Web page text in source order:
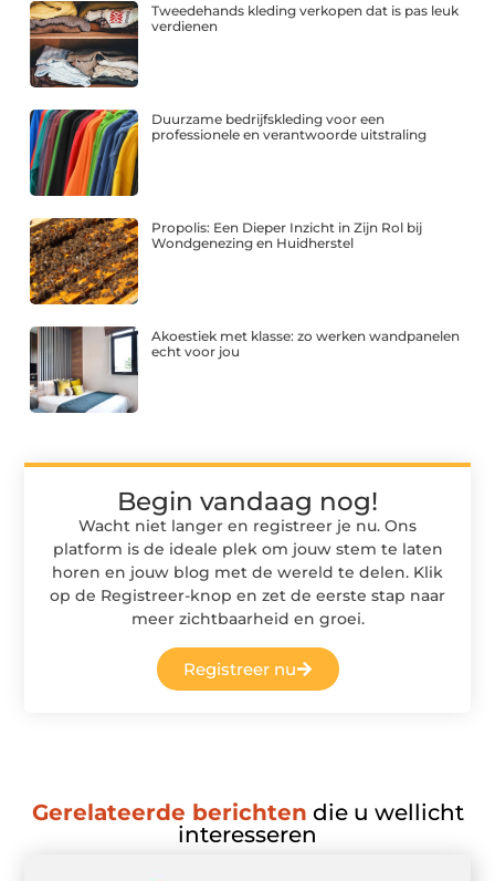
Tweedehands kleding verkopen dat is pas leuk
verdienen
Duurzame bedrijfskleding voor een
professionele en verantwoorde uitstraling
Propolis: Een Dieper Inzicht in Zijn Rol bij
Wondgenezing en Huidherstel
Akoestiek met klasse: zo werken wandpanelen
echt voor jou
Begin vandaag nog!
Wacht niet langer en registreer je nu. Ons
platform is de ideale plek om jouw stem te laten
horen en jouw blog met de wereld te delen. Klik
op de Registreer-knop en zet de eerste stap naar
meer zichtbaarheid en groei.
Registreer nu
Gerelateerde berichten die u wellicht
interesseren